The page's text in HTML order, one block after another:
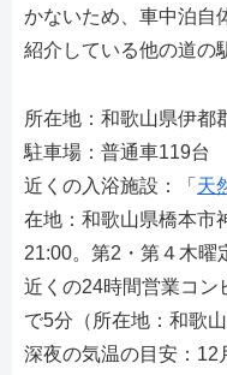
かないため、車中泊自
紹介している他の道の
所在地：和歌山県伊都
駐車場：普通車119台
近くの入浴施設：「 天
在地：和歌山県橋本市
21:00。第2・第４木曜
近くの24時間営業コン
で5分（所在地：和歌
深夜の気温の目安：